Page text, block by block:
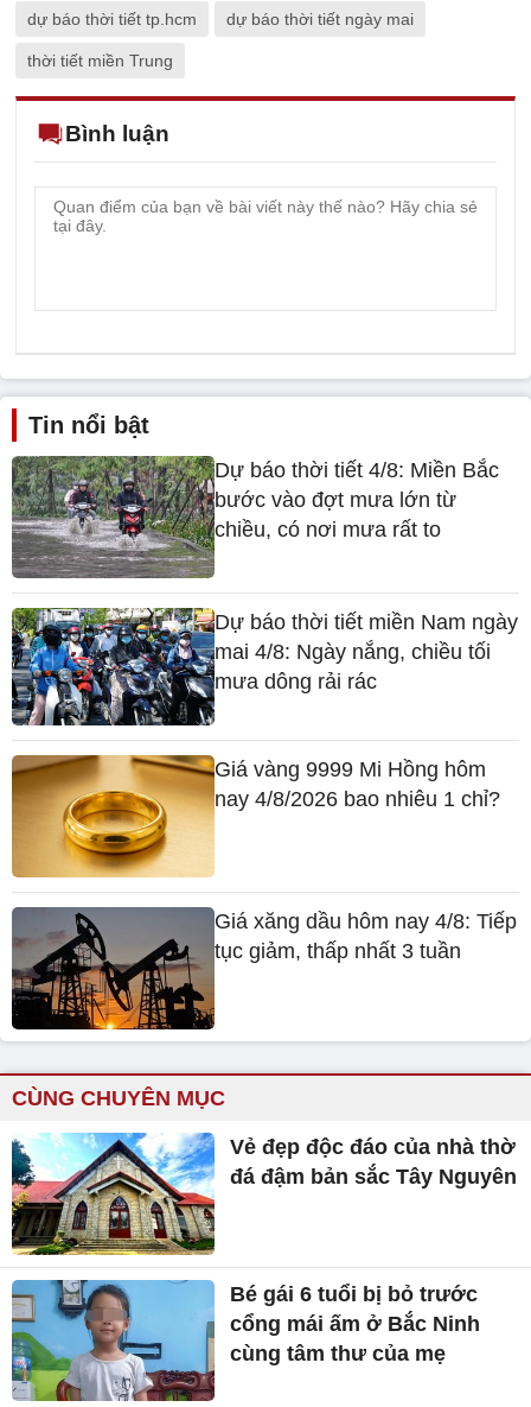
dự báo thời tiết tp.hcm dự báo thời tiết ngày mai
thời tiết miền Trung
Bình luận
Tin nổi bật
Dự báo thời tiết 4/8: Miền Bắc
bước vào đợt mưa lớn từ
chiều, có nơi mưa rất to
Dự báo thời tiết miền Nam ngày
mai 4/8: Ngày nắng, chiều tối
mưa dông rải rác
Giá vàng 9999 Mi Hồng hôm
nay 4/8/2026 bao nhiêu 1 chỉ?
Giá xăng dầu hôm nay 4/8: Tiếp
tục giảm, thấp nhất 3 tuần
CÙNG CHUYÊN MỤC
Vẻ đẹp độc đáo của nhà thờ
đá đậm bản sắc Tây Nguyên
Bé gái 6 tuổi bị bỏ trước
cổng mái ấm ở Bắc Ninh
cùng tâm thư của mẹ